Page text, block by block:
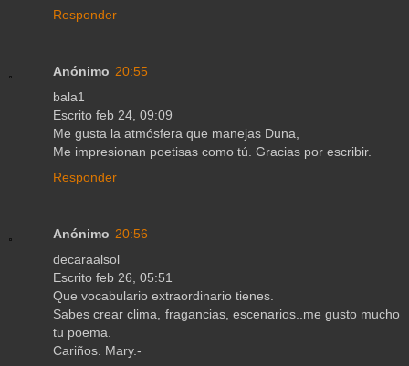
Responder
Anónimo 20:55
bala1
Escrito feb 24, 09:09
Me gusta la atmósfera que manejas Duna,
Me impresionan poetisas como tú. Gracias por escribir.
Responder
Anónimo 20:56
decaraalsol
Escrito feb 26, 05:51
Que vocabulario extraordinario tienes.
Sabes crear clima, fragancias, escenarios..me gusto mucho
tu poema.
Cariños. Mary.-